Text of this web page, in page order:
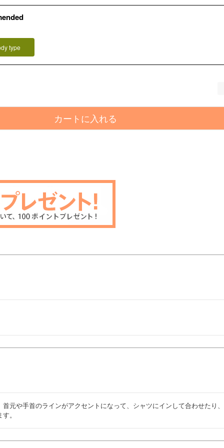
type
カートに入れる
元や手首のラインがアクセントになって、シャツにインして合わせたり
。